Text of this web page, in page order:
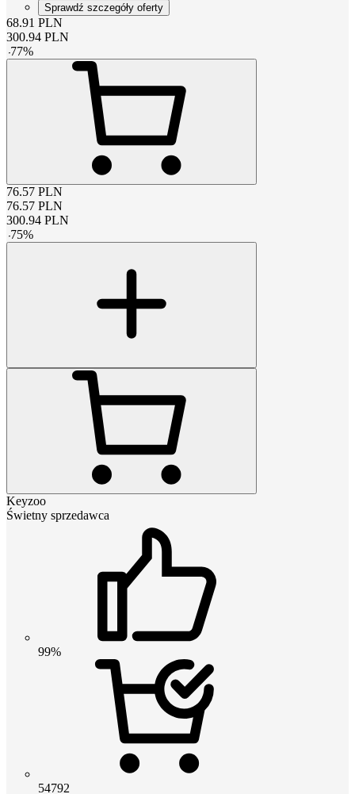
Sprawdź szczegóły oferty
68.91 PLN
300.94 PLN
-77%
76.57 PLN
76.57 PLN
300.94 PLN
-75%
Keyzoo
Świetny sprzedawca
99%
54792